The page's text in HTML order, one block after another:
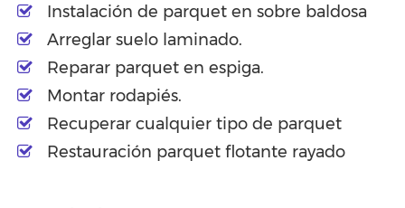
Instalación de parquet en sobre baldosa
Arreglar suelo laminado.
Reparar parquet en espiga.
Montar rodapiés.
Recuperar cualquier tipo de parquet
Restauración parquet flotante rayado